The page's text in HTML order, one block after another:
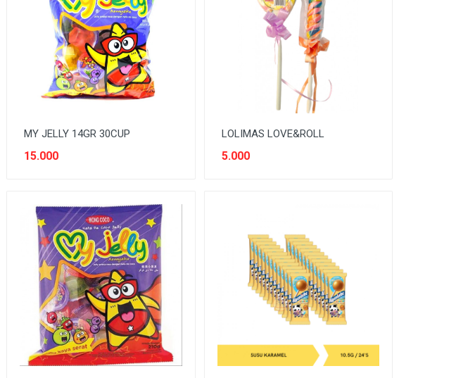
MY JELLY 14GR 30CUP
15.000
LOLIMAS LOVE&ROLL
5.000